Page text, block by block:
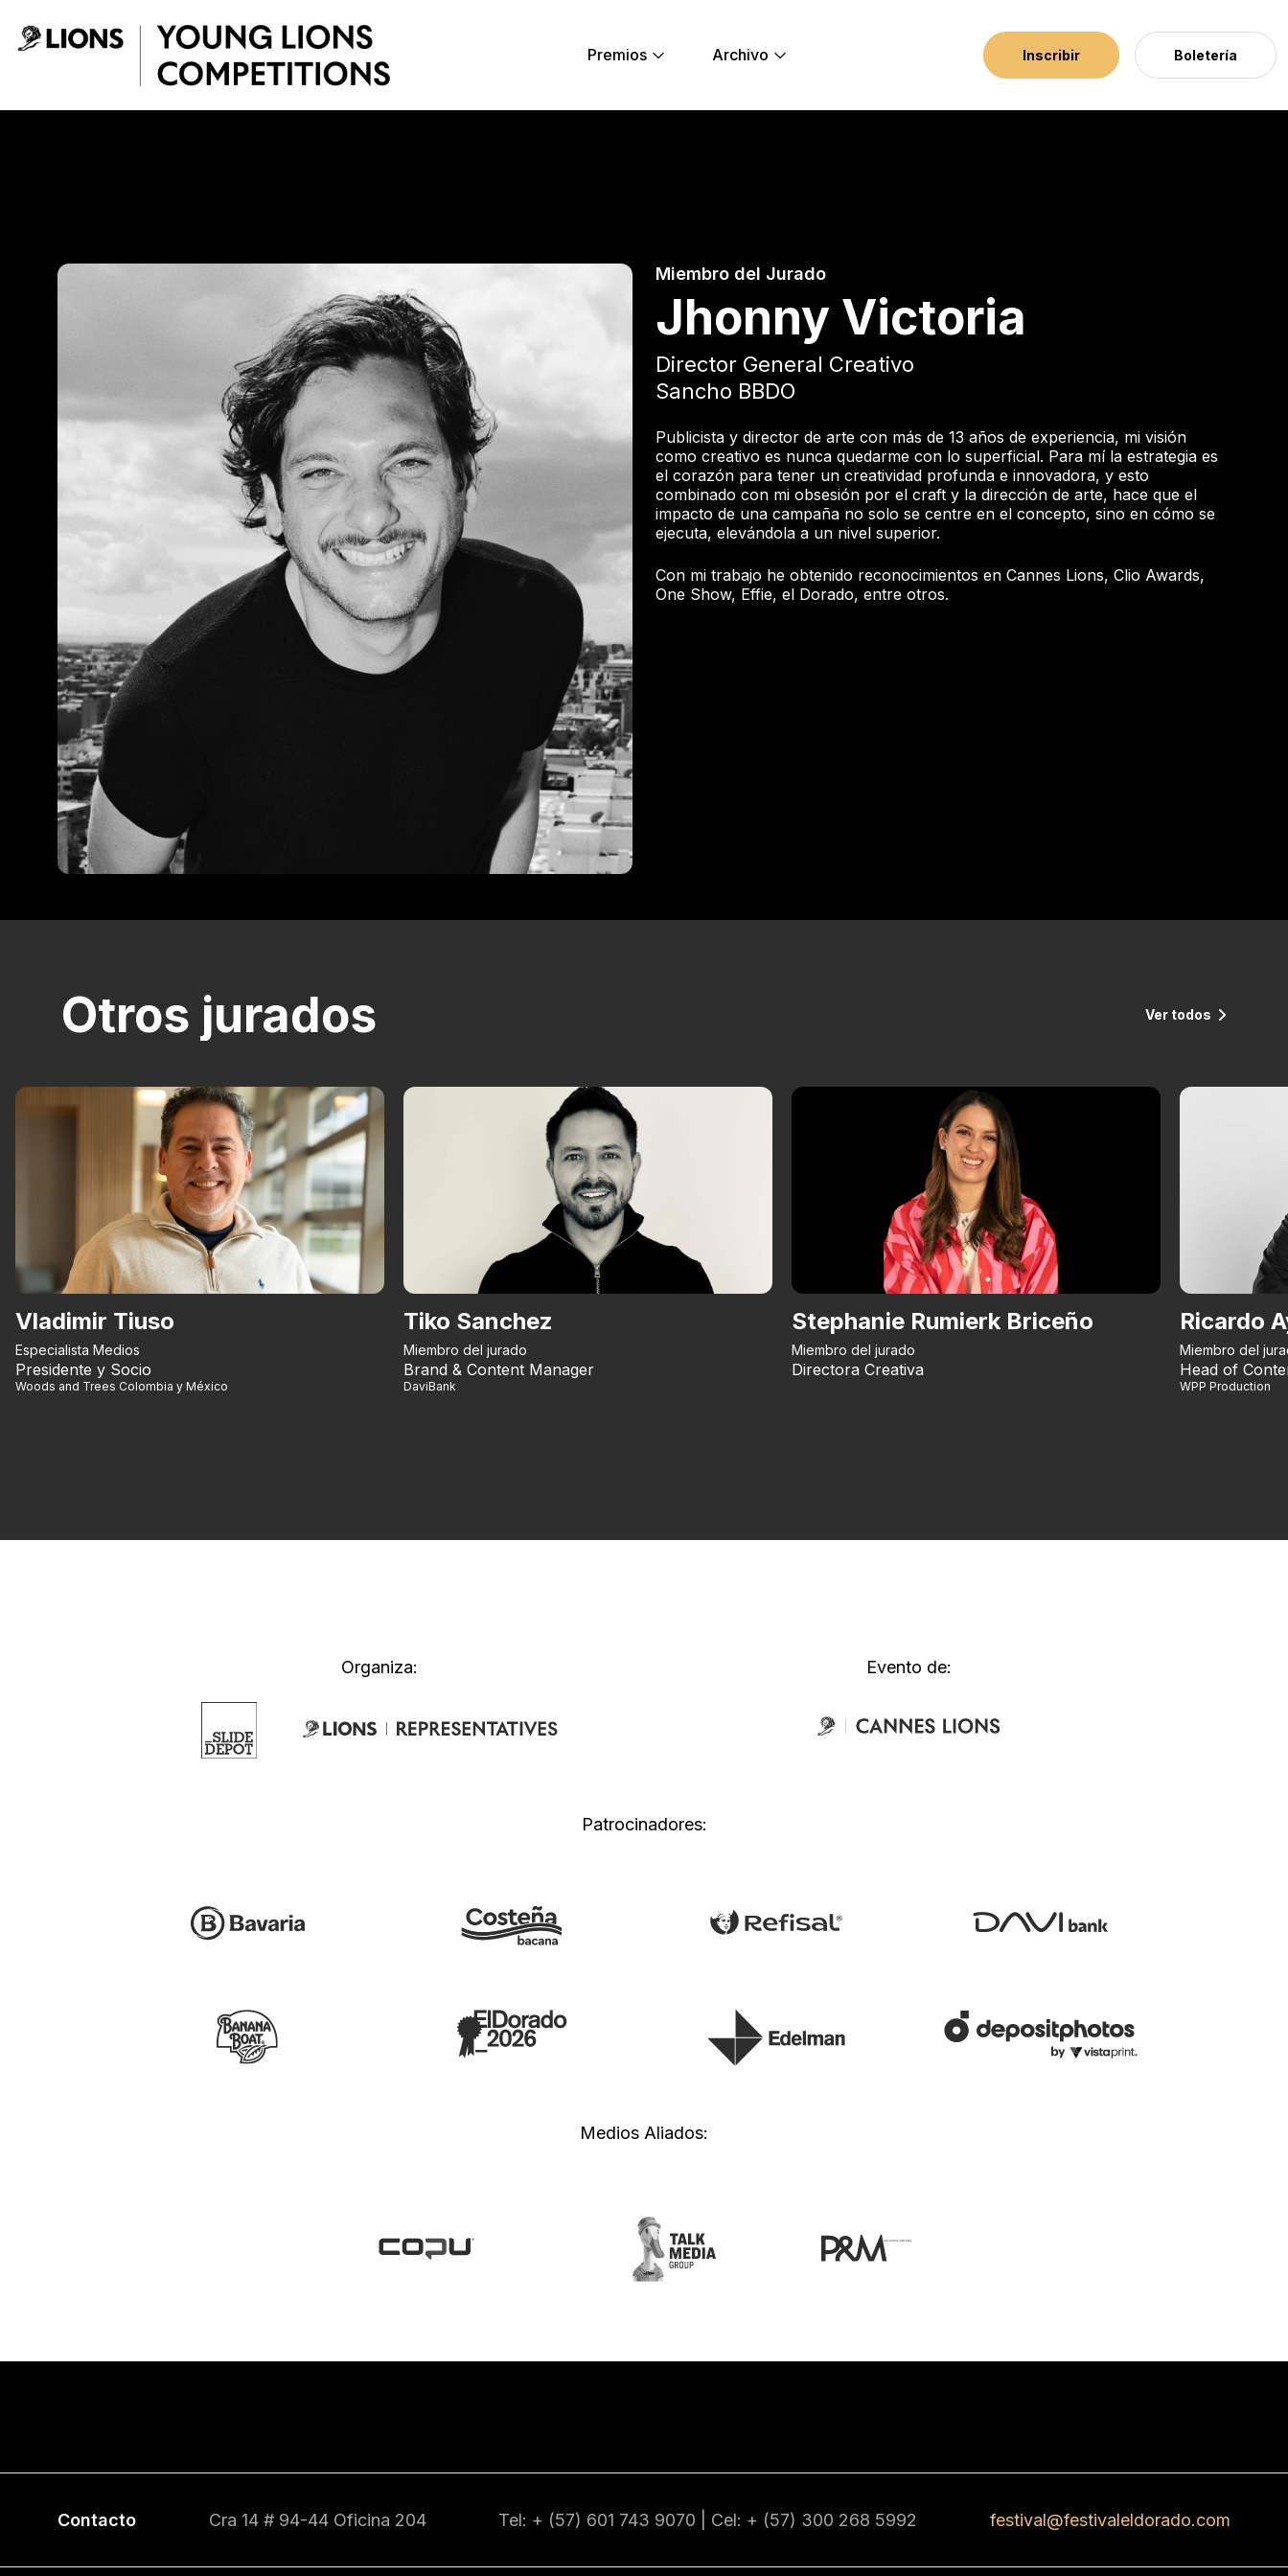
Premios
Archivo Inscribir Boletería
Miembro del Jurado
Jhonny Victoria
Director General Creativo
Sancho BBDO
Publicista y director de arte con más de 13 años de experiencia, mi visión
como creativo es nunca quedarme con lo superficial. Para mí la estrategia es
el corazón para tener un creatividad profunda e innovadora, y esto
combinado con mi obsesión por el craft y la dirección de arte, hace que el
impacto de una campaña no solo se centre en el concepto, sino en cómo se
ejecuta, elevándola a un nivel superior.
Con mi trabajo he obtenido reconocimientos en Cannes Lions, Clio Awards,
One Show, Effie, el Dorado, entre otros.
Otros jurados Ver todos
Vladimir Tiuso
Especialista Medios
Presidente y Socio
Woods and Trees Colombia y México
Tiko Sanchez
Miembro del jurado
Brand & Content Manager
DaviBank
Stephanie Rumierk Briceño
Miembro del jurado
Directora Creativa
Ricardo
Miembro del
Head of
WPP Production
Organiza: Evento de:
Patrocinadores:
Medios Aliados:
Contacto Cra 14 # 94-44 Oficina 204 Tel: + (57) 601 743 9070 | Cel: + (57) 300 268 5992 festival@festivaleldorado.com